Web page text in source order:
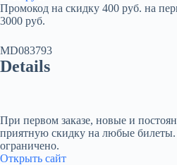
Промокод на скидку 400 руб. на
3000 руб.
MD083793
Details
При первом заказе, новые и
приятную скидку на любые
ограничено.
Открыть сайт